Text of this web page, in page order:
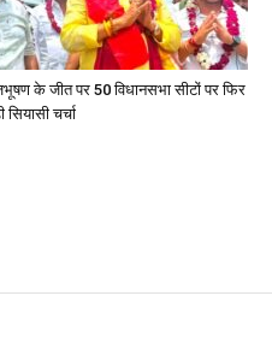
के जीत पर 50 विधानसभा सीटों पर फिर
सियासी चर्चा